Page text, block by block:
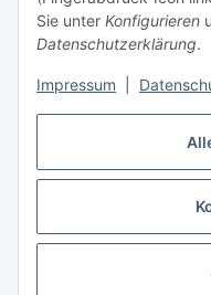
Sie unter Konfigurieren
Datenschutzerklärung.
Impressum
Gesetzliche Informationen
* Alle Preise inkl. gesetzlicher